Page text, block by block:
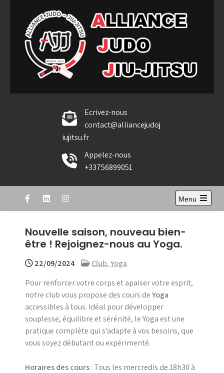
content
Alliance Judo Jiu-jitsu
Ecrivez-nous
contact@alliancejudoj
iujitsu.fr
Appelez-nous
+33756899051
Menu
Open
Nouvelle saison, nouveau bien-
être ! Rejoignez-nous au Yoga.
22/09/2024 Club,Yoga
Pour renforcer votre corps et apaiser votre esprit,
notre club vous propose des cours deYoga
accessibles à tous. Idéal pour développer
souplesse, équilibre et sérénité, le Yoga est une
pratique complète qui s’adapte à vos besoins, que
vous soyez débutant ou expérimenté.
Horaires des cours: Tous les mercredis de 18h30 à